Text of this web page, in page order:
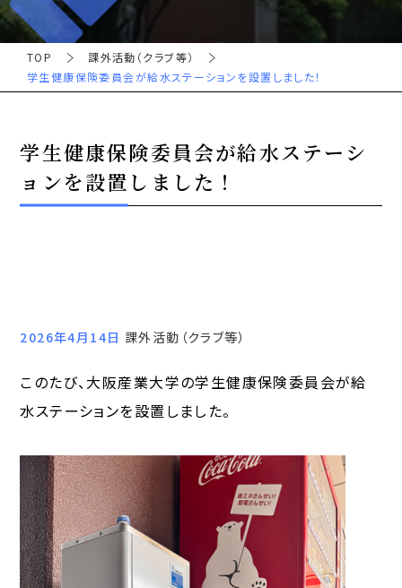
TOP
課外活動（クラブ等）
学生健康保険委員会が給水ステーションを設置しました！
学生健康保険委員会が給水ステーシ
ョンを設置しました！
2026年4月14日 課外活動（クラブ等）
このたび、大阪産業大学の学生健康保険委員会が給
水ステーションを設置しました。